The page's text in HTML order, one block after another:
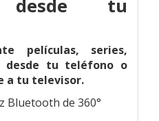
desde tu
películas, series,
desde tu teléfono o
a tu televisor.
Bluetooth de 360°